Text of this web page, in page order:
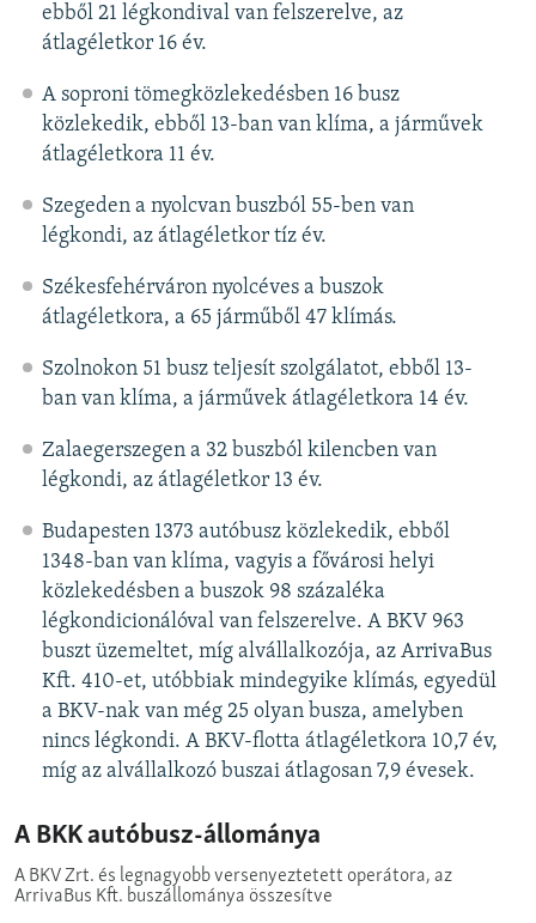
ebből 21 légkondival van felszerelve, az
átlagéletkor 16 év.
A soproni tömegközlekedésben 16 busz
közlekedik, ebből 13-ban van klíma, a járművek
átlagéletkora 11 év.
Szegeden a nyolcvan buszból 55-ben van
légkondi, az átlagéletkor tíz év.
Székesfehérváron nyolcéves a buszok
átlagéletkora, a 65 járműből 47 klímás.
Szolnokon 51 busz teljesít szolgálatot, ebből 13-
ban van klíma, a járművek átlagéletkora 14 év.
Zalaegerszegen a 32 buszból kilencben van
légkondi, az átlagéletkor 13 év.
Budapesten 1373 autóbusz közlekedik, ebből
1348-ban van klíma, vagyis a fővárosi helyi
közlekedésben a buszok 98 százaléka
légkondicionálóval van felszerelve. A BKV 963
buszt üzemeltet, míg alvállalkozója, az ArrivaBus
Kft. 410-et, utóbbiak mindegyike klímás, egyedül
a BKV-nak van még 25 olyan busza, amelyben
nincs légkondi. A BKV-flotta átlagéletkora 10,7 év,
míg az alvállalkozó buszai átlagosan 7,9 évesek.